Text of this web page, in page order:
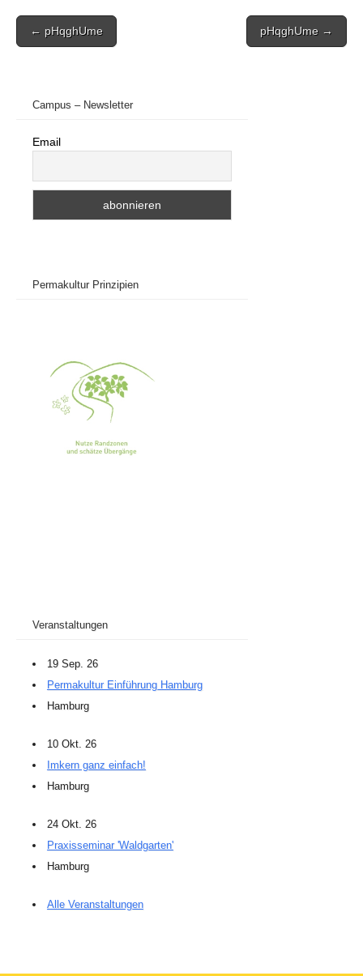
Post
navigation
← pHqghUme pHqghUme →
Campus – Newsletter
Email
Permakultur Prinzipien
Veranstaltungen
19 Sep. 26
Permakultur Einführung Hamburg
Hamburg
10 Okt. 26
Imkern ganz einfach!
Hamburg
24 Okt. 26
Praxisseminar 'Waldgarten'
Hamburg
Alle Veranstaltungen